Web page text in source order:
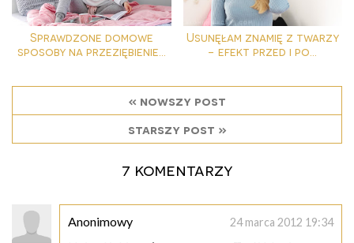
Sprawdzone domowe
sposoby na przeziębienie...
Usunęłam znamię z twarzy
- efekt przed i po...
« nowszy post
starszy post »
7 komentarzy
Anonimowy 24 marca 2012 19:34